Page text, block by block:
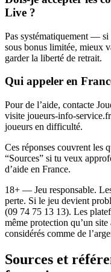
Live ?
Pas systématiquement —
sous bonus limitée, mieux
garder la liberté de retrait.
Qui appeler en
Pour de l’aide, contacte
visite joueurs-info-
joueurs en difficulté.
Ces réponses couvrent les
“Sources” si tu veux
d’aide en France.
18+ — Jeu responsable.
perte. Si le jeu devient
(09 74 75 13 13). Les
même protection qu’un
considérés comme de
Sources et